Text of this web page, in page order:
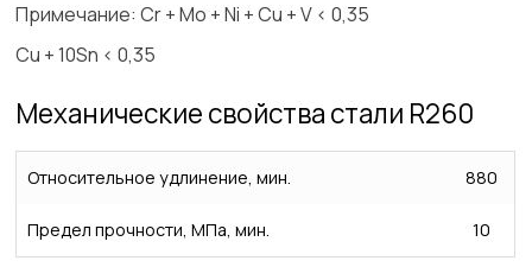
Примечание:Cr + Mo + Ni + Cu + V < 0,35
Cu + 10Sn < 0,35
Механические свойства стали R260
Относительное удлинение, мин. 880
Предел прочности, МПа, мин. 10